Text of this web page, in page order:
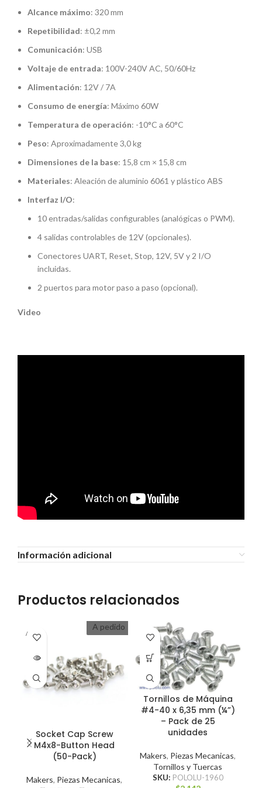
Alcance máximo: 320 mm
Repetibilidad: ±0,2 mm
Comunicación: USB
Voltaje de entrada: 100V-240V AC, 50/60Hz
Alimentación: 12V / 7A
Consumo de energía: Máximo 60W
Temperatura de operación: -10°C a 60°C
Peso: Aproximadamente 3,0 kg
Dimensiones de la base: 15,8 cm × 15,8 cm
Materiales: Aleación de aluminio 6061 y plástico ABS
Interfaz I/O:
10 entradas/salidas configurables (analógicas o PWM).
4 salidas controlables de 12V (opcionales).
Conectores UART, Reset, Stop, 12V, 5V y 2 I/O
incluidas.
2 puertos para motor paso a paso (opcional).
Video
Información adicional
Productos relacionados
A PEDI
DO
A pedido
Socket Cap Screw
M4x8-Button Head
(50-Pack)
Makers, Piezas Mecanicas,
Tornillos de Máquina
#4-40 x 6,35 mm (¼”)
– Pack de 25
unidades
Makers, Piezas Mecanicas,
Tornillos y Tuercas
SKU: POLOLU-1960